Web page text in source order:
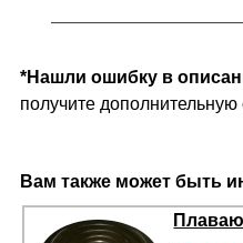
*Нашли ошибку в
получите дополнительную
Вам также может быть